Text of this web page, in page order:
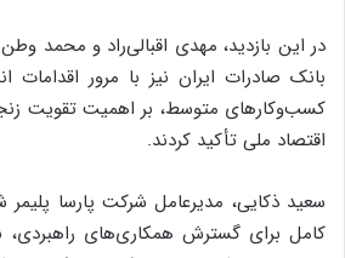
در این بازدید، مهدی اقبالی‌راد و محمد
بانک صادرات ایران نیز با مرور اقدامات
کسب‌وکارهای متوسط، بر اهمیت تقویت
اقتصاد ملی تأکید کردند.
سعید ذکایی، مدیرعامل شرکت پارسا
کامل برای گسترش همکاری‌های راهبردی،